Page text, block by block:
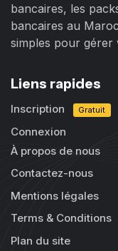
bancaires, les
bancaires au
simples pour gérer
Liens rapides
Inscription Gratuit
Connexion
À propos de nous
Contactez-nous
Mentions légales
Terms & Conditions
Plan du site